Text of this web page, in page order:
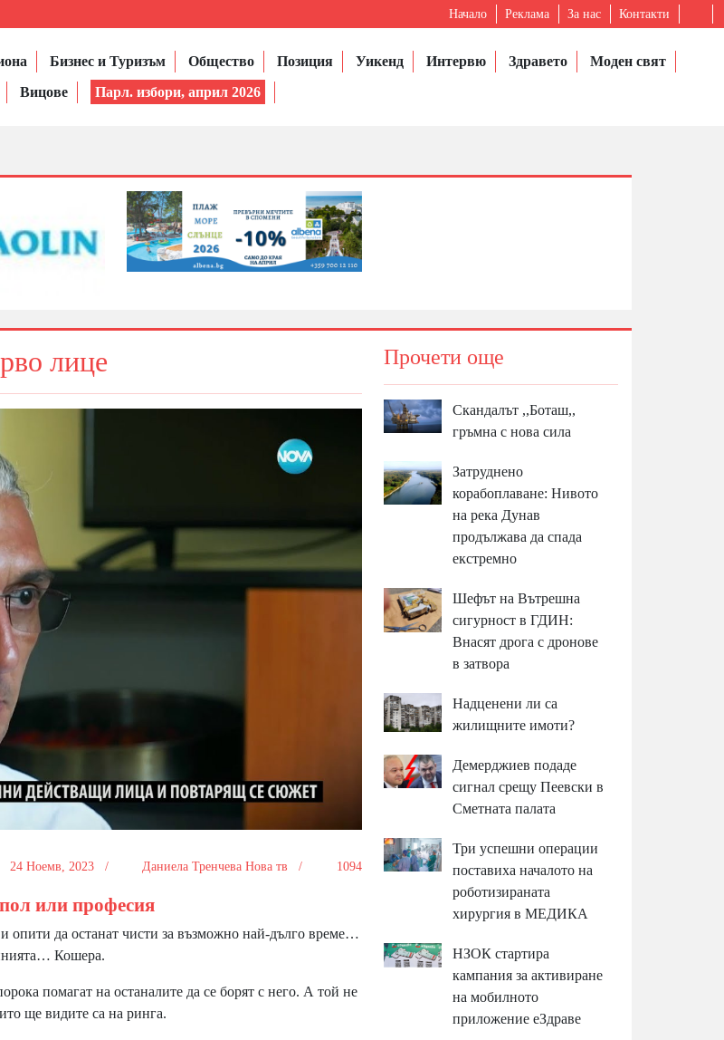
Начало Реклама За нас Контакти
Бизнес и Туризъм Общество Позиция Уикенд Интервю Здравето
Моден свят
Вицове Парл. избори, април 2026
лице
24 Ноемв, 2023 / Даниела Тренчева Нова тв / 1094
или професия
да останат чисти за възможно най-дълго време…
Кошера.
помагат на останалите да се борят с него. А той не
ще видите са на ринга.
Прочети още
Скандалът ,,Боташ,,
гръмна с нова сила
Затруднено
корабоплаване: Нивото
на река Дунав
продължава да спада
екстремно
Шефът на Вътрешна
сигурност в ГДИН:
Внасят дрога с дронове
в затвора
Надценени ли са
жилищните имоти?
Демерджиев подаде
сигнал срещу Пеевски в
Сметната палата
Три успешни операции
поставиха началото на
роботизираната
хирургия в МЕДИКА
НЗОК стартира
кампания за активиране
на мобилното
приложение еЗдраве